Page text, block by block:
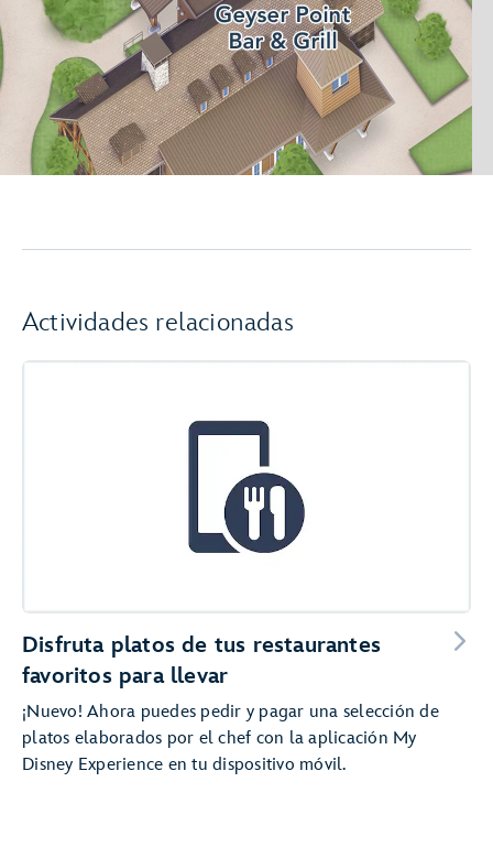
Actividades relacionadas
Disfruta platos de tus restaurantes
favoritos para llevar
¡Nuevo! Ahora puedes pedir y pagar una selección de
platos elaborados por el chef con la aplicación My
Disney Experience en tu dispositivo móvil.